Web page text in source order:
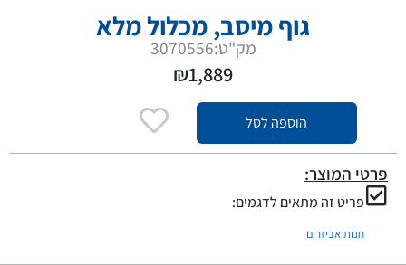
גוף מיסב, מכלול מלא
מק"ט:3070556
₪1,889
הוספה לסל
פרטי המוצר:
פריט זה מתאים לדגמים:
חנות אביזרים